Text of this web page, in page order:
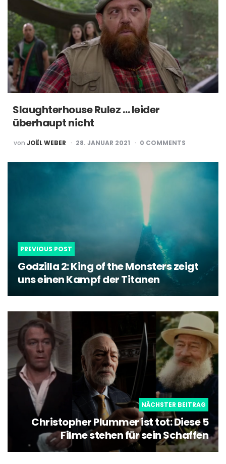
Slaughterhouse Rulez … leider
überhaupt nicht
POSTED
von JOËL WEBER 28. JANUAR 2021 0 COMMENTS
Post
navigation
PREVIOUS POST
Godzilla 2: King of the Monsters zeigt
uns einen Kampf der Titanen
NÄCHSTER BEITRAG
Christopher Plummer ist tot: Diese 5
Filme stehen für sein Schaffen